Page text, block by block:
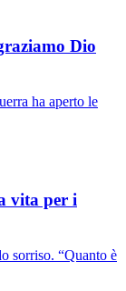
Dio
ha aperto le
vita per i
sorriso. “Quanto è